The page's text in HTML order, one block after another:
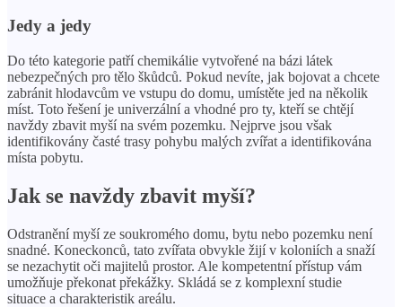
Jedy a jedy
Do této kategorie patří chemikálie vytvořené na bázi látek
nebezpečných pro tělo škůdců. Pokud nevíte, jak bojovat a chcete
zabránit hlodavcům ve vstupu do domu, umístěte jed na několik
míst. Toto řešení je univerzální a vhodné pro ty, kteří se chtějí
navždy zbavit myší na svém pozemku. Nejprve jsou však
identifikovány časté trasy pohybu malých zvířat a identifikována
místa pobytu.
Jak se navždy zbavit myší?
Odstranění myší ze soukromého domu, bytu nebo pozemku není
snadné. Koneckonců, tato zvířata obvykle žijí v koloniích a snaží
se nezachytit oči majitelů prostor. Ale kompetentní přístup vám
umožňuje překonat překážky. Skládá se z komplexní studie
situace a charakteristik areálu.